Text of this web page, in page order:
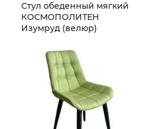
Стул обеденный мягкий
КОСМОПОЛИТЕН
Изумруд (велюр)